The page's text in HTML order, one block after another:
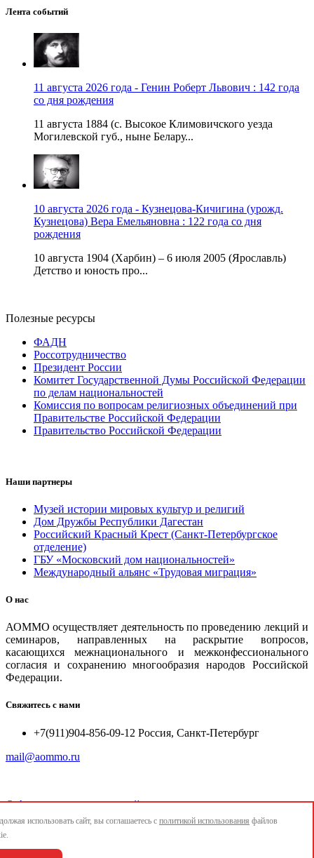
Лента событий
11 августа 2026 года - Генин Роберт Львович : 142 года
со дня рождения
11 августа 1884 (с. Высокое Климовичского уезда
Могилевской губ., ныне Белару...
10 августа 2026 года - Кузнецова-Кичигина (урожд.
Кузнецова) Вера Емельяновна : 122 года со дня
рождения
10 августа 1904 (Харбин) – 6 июля 2005 (Ярославль)
Детство и юность про...
Полезные ресурсы
ФАДН
Россотрудничество
Президент России
Комитет Государственной Думы Российской Федерации
по делам национальностей
Комиссия по вопросам религиозных объединений при
Правительстве Российской Федерации
Правительство Российской Федерации
Наши партнеры
Музей истории мировых культур и религий
Дом Дружбы Республики Дагестан
Российский Красный Крест (Санкт-Петербургское
отделение)
ГБУ «Московский дом национальностей»
Международный альянс «Трудовая миграция»
О нас
АОММО осуществляет деятельность по проведению лекций и
семинаров, направленных на раскрытие вопросов,
касающихся межнационального и межконфессионального
согласия и сохранению многообразия народов Российской
Федерации.
Свяжитесь с нами
+7(911)904-856-09-12 Россия, Санкт-Петербург
mail@aommo.ru
© Ассоциация организаций по реализации национальных
проектов и достижению национальных целей развития
mail@aommo.ru
использовать сайт, вы соглашаетесь с политикой использования файлов